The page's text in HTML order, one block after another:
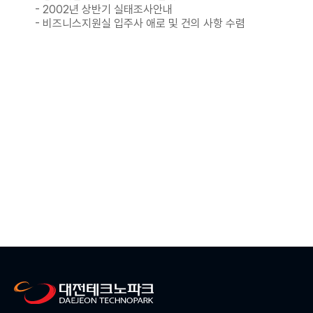
- 2002년 상반기 실태조사안내
- 비즈니스지원실 입주사 애로 및 건의 사항 수렴